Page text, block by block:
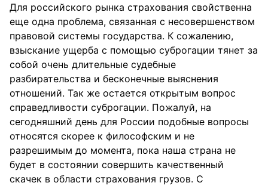
Для российского рынка страхования свойственна
еще одна проблема, связанная с несовершенством
правовой системы государства. К сожалению,
взыскание ущерба с помощью суброгации тянет за
собой очень длительные судебные
разбирательства и бесконечные выяснения
отношений. Так же остается открытым вопрос
справедливости суброгации. Пожалуй, на
сегодняшний день для России подобные вопросы
относятся скорее к философским и не
разрешимым до момента, пока наша страна не
будет в состоянии совершить качественный
скачек в области страхования грузов. С